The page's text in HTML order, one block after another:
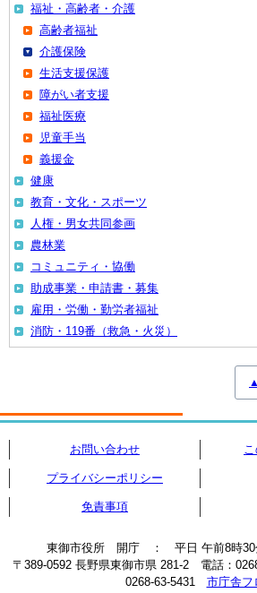
福祉・高齢者・介護
高齢者福祉
介護保険
生活支援保護
障がい者支援
福祉医療
児童手当
義援金
健康
教育・文化・スポーツ
人権・男女共同参画
農林業
コミュニティ・協働
助成事業・申請書・募集
雇用・労働・勤労者福祉
消防・119番（救急・火災）
お問い合わせ
プライバシーポリシー
免責事項
東御市役所 開庁 ： 平日 午前8時30
〒389-0592 長野県東御市県 281-2 電話：
0268-63-5431 市庁舎フ